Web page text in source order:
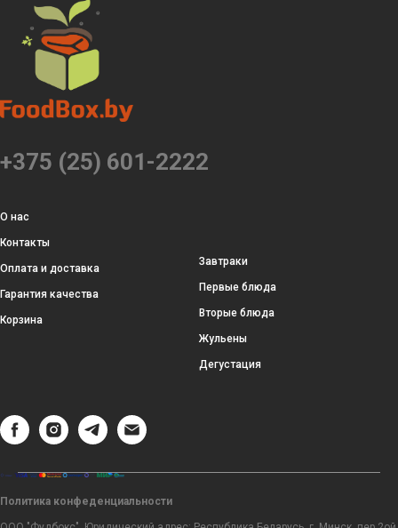
+375 (25) 601-2222
О нас
Контакты
Оплата и доставка
Гарантия качества
Корзина
Завтраки
Первые блюда
Вторые блюда
Жульены
Дегустация
Политика конфеденциальности